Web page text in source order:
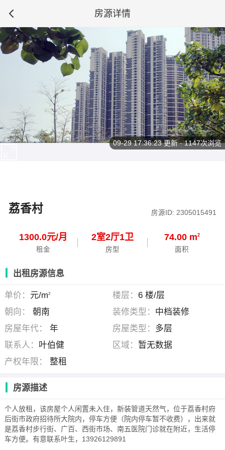
房源详情
荔香村 房源ID: 2305015491
1300.0元/月
租金
2室2厅1卫
房型
74.00 m2
面积
09-29 17:36:23更新 · 1147次浏览
出租房源信息
单价： 元/m2 楼层： 6 楼/层
朝向：
朝南 装修类型： 中档装修
房屋年代：
年 房屋类型： 多层
联系人： 叶伯健 区域： 暂无数据
产权年限：
整租
房源描述
个人放租，该房屋个人闲置未入住，新装管道天然气，位于荔香村府
后街市政府招待所大院内，停车方便（院内停车暂不收费），出来就
是荔香村步行街、广百、西街市场、南五医院门诊就在附近，生活停
车方便。有意联系叶生，13926129891